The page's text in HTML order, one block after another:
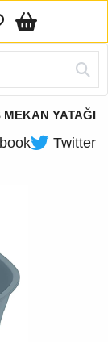
MEKAN YATAĞI
Twitter